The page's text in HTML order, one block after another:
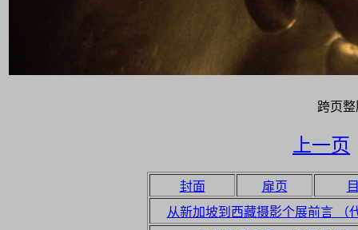
跨页
上一页
封面 扉页
从新加坡到西藏摄影个展前言 （